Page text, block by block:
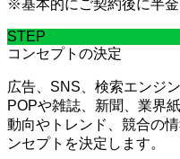
※基本的にご契約後に半金
STEP
コンセプトの決定
広告、SNS、検索エンジ
POPや雑誌、新聞、業界
動向やトレンド、競合の
ンセプトを決定します。